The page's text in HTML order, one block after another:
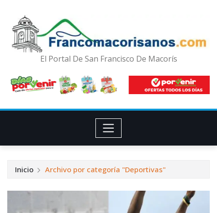
El Portal De San Francisco De Macorís
Inicio Archivo por categoría "Deportivas"